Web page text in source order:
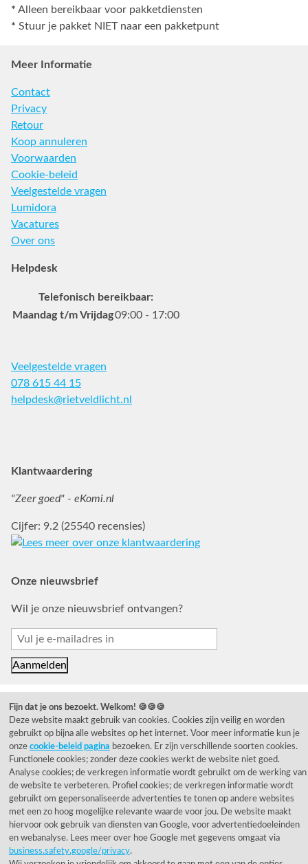
* Alleen bereikbaar voor pakketdiensten
* Stuur je pakket NIET naar een pakketpunt
Meer Informatie
Contact
Privacy
Retour
Koop annuleren
Voorwaarden
Cookie-beleid
Veelgestelde vragen
Lumidora
Vacatures
Over ons
Helpdesk
Telefonisch bereikbaar:
Maandag t/m Vrijdag09:00 - 17:00
Veelgestelde vragen
078 615 44 15
helpdesk@rietveldlicht.nl
Klantwaardering
"Zeer goed" - eKomi.nl
Cijfer: 9.2 (25540 recensies)
Onze nieuwsbrief
Wil je onze nieuwsbrief ontvangen?
© 1955 - 2026 Rietveld Licht B.V.
Fijn dat je ons bezoekt. Welkom! 🍪🍪🍪
Deze website maakt gebruik van cookies. Cookies zijn veilig en worden
gebruikt op bijna alle websites op het internet. Voor meer informatie kun je
onze cookie-beleid pagina bezoeken. Er zijn verschillende soorten cookies.
Functionele cookies; zonder deze cookies werkt de website niet goed.
Analyse cookies; de verkregen informatie wordt gebruikt om de werking van
de website te verbeteren. Profiel cookies; de verkregen informatie wordt
gebruikt om gepersonaliseerde advertenties te tonen op andere websites
met een zo hoog mogelijke relevante waarde voor jou. De website maakt
hiervoor ook gebruik van diensten van Google, voor advertentiedoeleinden
en webanalyse. Lees meer over hoe Google met gegevens omgaat via
business.safety.google/privacy.